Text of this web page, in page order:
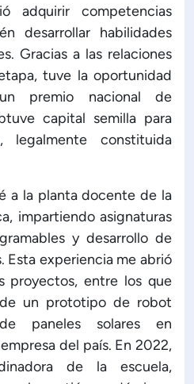
adquirir competencias
desarrollar habilidades
Gracias a las relaciones
tuve la oportunidad
premio nacional de
capital semilla para
legalmente constituida
a la planta docente de la
impartiendo asignaturas
y desarrollo de
Esta experiencia me abrió
proyectos, entre los que
un prototipo de robot
paneles solares en
del país. En 2022,
de la escuela,